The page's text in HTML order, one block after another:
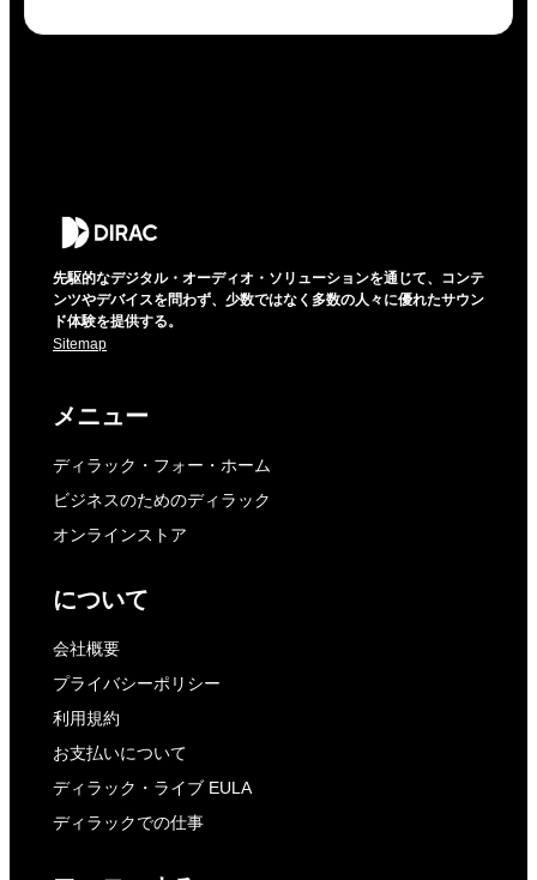
先駆的なデジタル・オーディオ・ソリューションを通じて、コンテ
ンツやデバイスを問わず、少数ではなく多数の人々に優れたサウン
ド体験を提供する。
Sitemap
メニュー
ディラック・フォー・ホーム
ビジネスのためのディラック
オンラインストア
について
会社概要
プライバシーポリシー
利用規約
お支払いについて
ディラック・ライブ EULA
ディラックでの仕事